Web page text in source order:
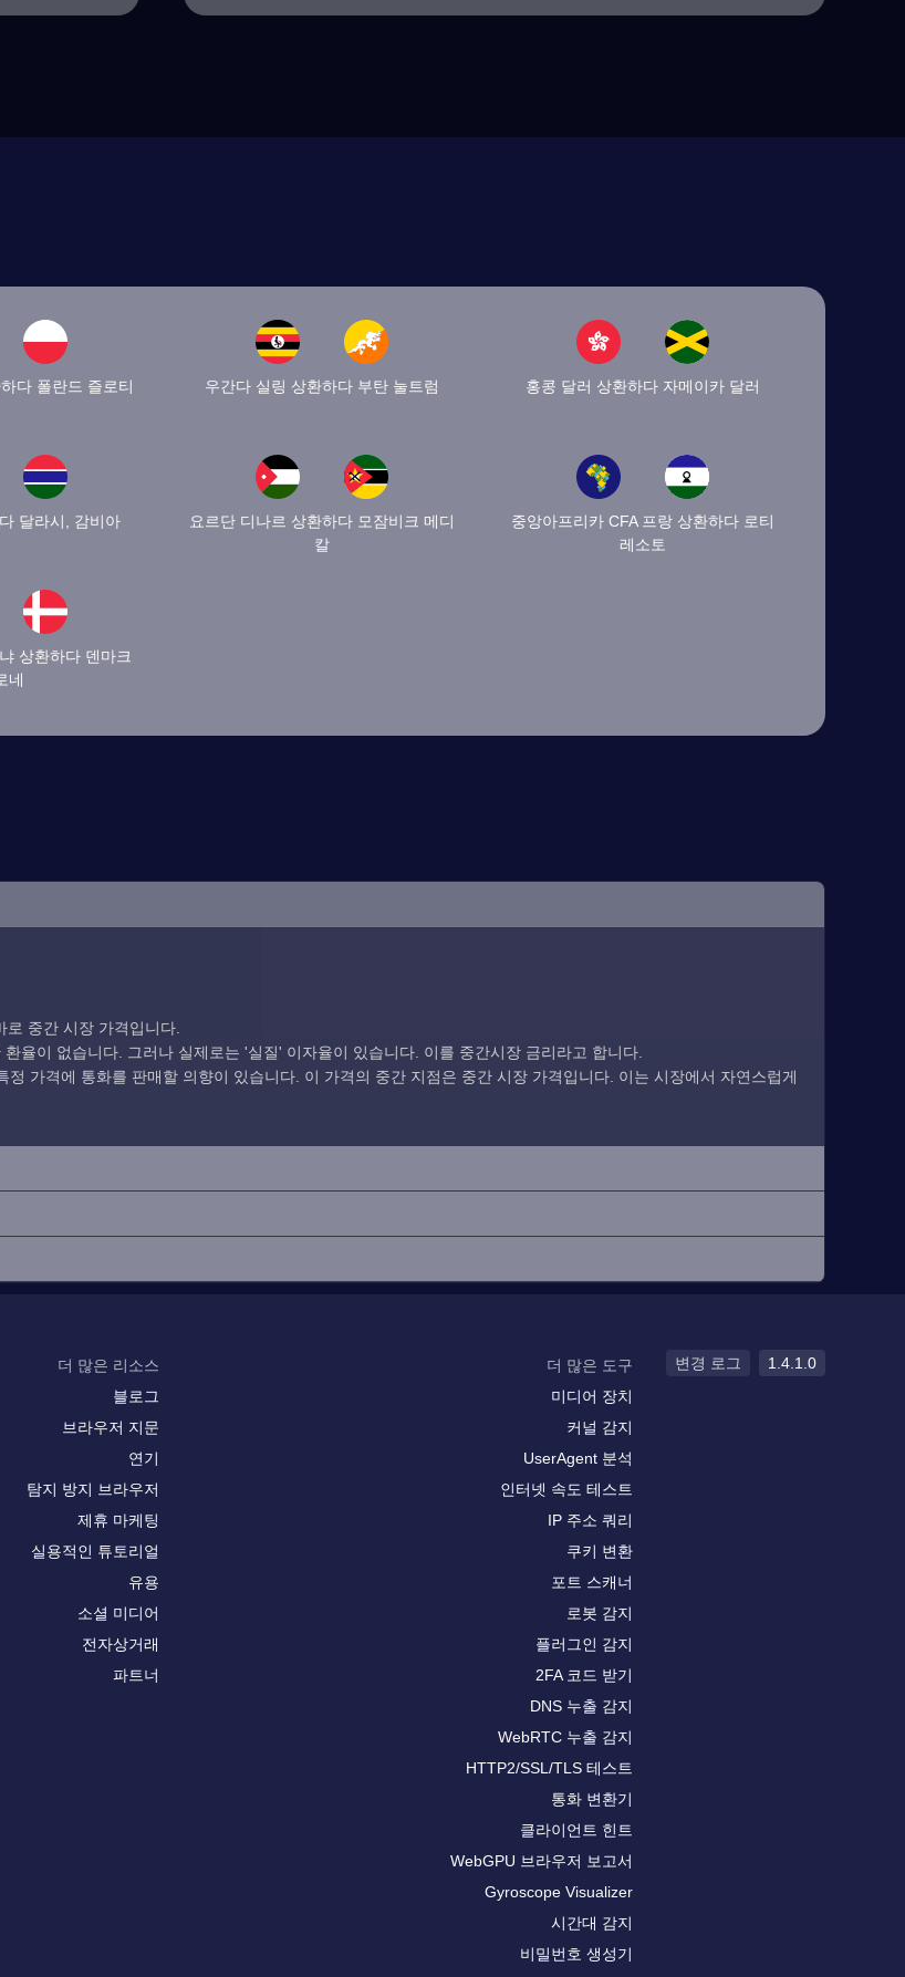
다 폴란드 즐로티 우간다 실링 상환하다 부탄 눌트럼 홍콩 달러 상환하다 자메이카 달러
달라시, 감비아
요르단 디나르 상환하다 모잠비크 메디
칼
중앙아프리카 CFA 프랑 상환하다 로티
레소토
상환하다 덴마크
네
중간 시장 가격입니다.
율이 없습니다. 그러나 실제로는 '실질' 이자율이 있습니다. 이를 중간시장 금리라고 합니다.
가격에 통화를 판매할 의향이 있습니다. 이 가격의 중간 지점은 중간 시장 가격입니다. 이는 시장에서 자연스럽게
더 많은 리소스
블로그
브라우저 지문
연기
탐지 방지 브라우저
제휴 마케팅
실용적인 튜토리얼
유용
소셜 미디어
전자상거래
파트너
더 많은 도구
미디어 장치
커널 감지
UserAgent 분석
인터넷 속도 테스트
IP 주소 쿼리
쿠키 변환
포트 스캐너
로봇 감지
플러그인 감지
2FA 코드 받기
DNS 누출 감지
WebRTC 누출 감지
HTTP2/SSL/TLS 테스트
통화 변환기
클라이언트 힌트
WebGPU 브라우저 보고서
Gyroscope Visualizer
시간대 감지
비밀번호 생성기
변경 로그 1.4.1.0